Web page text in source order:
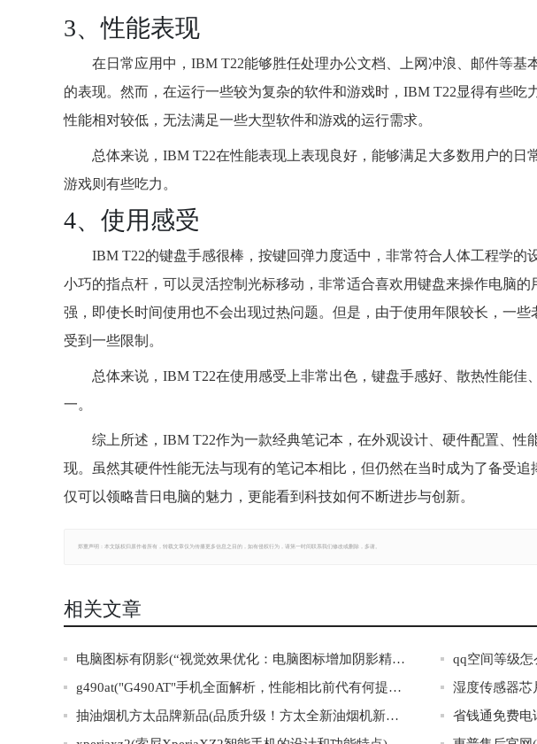
3、性能表现
在日常应用中，IBM T22能够胜任处理办公文档、上网冲浪、邮件等基
的表现。然而，在运行一些较为复杂的软件和游戏时，IBM T22显得有些吃
性能相对较低，无法满足一些大型软件和游戏的运行需求。
总体来说，IBM T22在性能表现上表现良好，能够满足大多数用户的日
游戏则有些吃力。
4、使用感受
IBM T22的键盘手感很棒，按键回弹力度适中，非常符合人体工程学的
小巧的指点杆，可以灵活控制光标移动，非常适合喜欢用键盘来操作电脑
强，即使长时间使用也不会出现过热问题。但是，由于使用年限较长，一
受到一些限制。
总体来说，IBM T22在使用感受上非常出色，键盘手感好、散热性能佳
一。
综上所述，IBM T22作为一款经典笔记本，在外观设计、硬件配置、性
现。虽然其硬件性能无法与现有的笔记本相比，但仍然在当时成为了备受
仅可以领略昔日电脑的魅力，更能看到科技如何不断进步与创新。
郑重声明：本文版权归原作者所有，转载文章仅为传播更多信息之目的，如有侵权行为，请第一时间联系我们修改或删除，多谢。
相关文章
电脑图标有阴影(“视觉效果优化：电脑图标增加阴影精细度提升”的主题标题。)
qq空间等级
g490at("G490AT"手机全面解析，性能相比前代有何提升？)
抽油烟机方太品牌新品(品质升级！方太全新油烟机新品发布，让厨房更环保清新)
省钱通免费电